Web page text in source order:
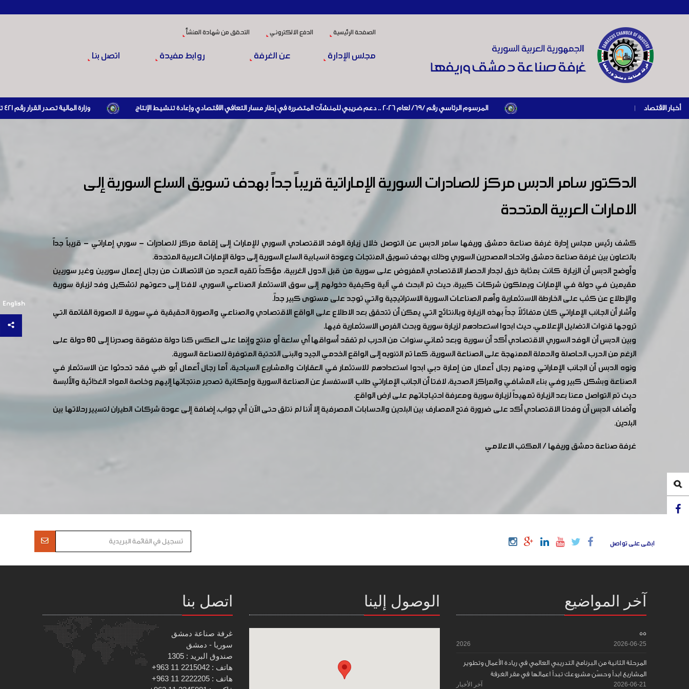
الصفحة الرئيسية الدفع الالكتروني التحقق من شهادة المنشأ
مجلس الإدارة عن الغرفة روابط مفيدة اتصل بنا
أخبار الاقتصاد | المرسوم الرئاسي رقم /69/ لعام 2026 .. دعم ضريبي للمنشآت المتضررة في إطار مسار التعافي الاقتصادي وإعادة تنشيط الإنتاج وزارة المالية تصدر القرار رقم 421 تاريخ 24/3/2026 المتضمن الزام المستوردين بإبراز براءة ذمة مالية سارية صادرة عن الهيئة العامة للضرائب والرسوم أو مديرياتها عند القيام بعمليات الاستيراد
English
الدكتور سامر الدبس مركز للصادرات السورية الإماراتية قريباً جداً بهدف تسويق السلع السورية إلى
الامارات العربية المتحدة
كشف رئيس مجلس إدارة غرفة صناعة دمشق وريفها سامر الدبس عن التوصل خلال زيارة الوفد الاقتصادي السوري للإمارات إلى إقامة مركز للصادرات - سوري إماراتي - قريباً جداً
بالتعاون بين غرفة صناعة دمشق واتحاد المصدرين السوري وذلك بهدف تسويق المنتجات وعودة انسيابية السلع السورية إلى دولة الإمارات العربية المتحدة.
وأوضح الدبس أن الزيارة كانت بمثابة خرق لجدار الحصار الاقتصادي المفروض على سورية من قبل الدول الغربية، مؤكداً تلقيه العديد من الاتصالات من رجال إعمال سوريين وغير سوريين
مقيمين في دولة في الإمارات ويملكون شركات كبيرة، حيث تم البحث في آلية وكيفية دخولهم إلى سوق الاستثمار الصناعي السوري، لافتا إلى دعوتهم لتشكيل وفد لزيارة سورية
والإطلاع عن كثب على الخارطة الاستثمارية وأهم الصناعات السورية الاستراتيجية والتي توجد على مستوى كبير جداً.
وأشار أن الجانب الإماراتي كان متفائلاً جداً بهذه الزيارة وبالنتائج التي يمكن أن تتحقق بعد الاطلاع على الواقع الاقتصادي والصناعي والصورة الحقيقية في سورية لا الصورة القاتمة التي
تروجها قنوات التضليل الإعلامي، حيث ابدوا استعدادهم لزيارة سورية وبحث الفرص الاستثمارية فيها.
وبين الدبس أن الوفد السوري الاقتصادي أكد أن سورية وبعد ثماني سنوات من الحرب لم تفقد أسواقها أي سلعة أو منتج وإنما على العكس كنا دولة متفوقة وصدرنا إلى 80 دولة على
الرغم من الحرب الحاصلة والحملة الممنهجة على الصناعة السورية، كما تم التنويه إلى الواقع الخدمي الجيد والبنى التحتية المتوفرة للصناعة السورية.
ونوه الدبس أن الجانب الإماراتي ومنهم رجال أعمال من إمارة دبي ابدوا استعدادهم للاستثمار في العقارات والمشاريع السياحية، أما رجال أعمال أبو ظبي فقد تحدثوا عن الاستثمار في
الصناعة وبشكل كبير وفي بناء المشافي والمراكز الصحية، لافتا أن الجانب الإماراتي طلب الاستفسار عن الصناعة السورية وإمكانية تصدير منتجاتها إليهم وخاصة المواد الغذائية والألبسة
حيث تم التواصل معنا بعد الزيارة تمهيداً لزيارة سورية ومعرفة احتياجاتهم على ارض الواقع.
وأضاف الدبس أن وفدنا الاقتصادي أكد على ضرورة فتح المصارف بين البلدين والحسابات المصرفية إلا أننا لم نتلق حتى الآن أي جواب، إضافة إلى عودة شركات الطيران لتسيير رحلاتها بين
البلدين.
غرفة صناعة دمشق وريفها / المكتب الاعلامي
ابقى على تواصل
آخر المواضيع
55
2026-06-25
2026
المرحلة الثانية من البرنامج التدريبي العالمي في ريادة الأعمال وتطوير
المشاريع ابدأ وحسّن مشروعك تبدأ اعمالها في مقر الغرفة
2026-06-21 آخر الأخبار
الوصول إلينا اتصل بنا
غرفة صناعة دمشق
سوريا - دمشق
صندوق البريد : 1305
هاتف : 2215042 11 963+
هاتف : 2222205 11 963+